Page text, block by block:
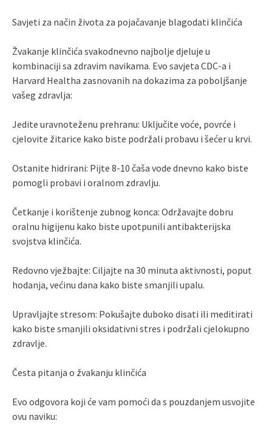
Savjeti za način života za pojačavanje blagodati klinčića
Žvakanje klinčića svakodnevno najbolje djeluje u
kombinaciji sa zdravim navikama. Evo savjeta CDC-a i
Harvard Healtha zasnovanih na dokazima za poboljšanje
vašeg zdravlja:
Jedite uravnoteženu prehranu: Uključite voće, povrće i
cjelovite žitarice kako biste podržali probavu i šećer u krvi.
Ostanite hidrirani: Pijte 8-10 čaša vode dnevno kako biste
pomogli probavi i oralnom zdravlju.
Četkanje i korištenje zubnog konca: Održavajte dobru
oralnu higijenu kako biste upotpunili antibakterijska
svojstva klinčića.
Redovno vježbajte: Ciljajte na 30 minuta aktivnosti, poput
hodanja, većinu dana kako biste smanjili upalu.
Upravljajte stresom: Pokušajte duboko disati ili meditirati
kako biste smanjili oksidativni stres i podržali cjelokupno
zdravlje.
Česta pitanja o žvakanju klinčića
Evo odgovora koji će vam pomoći da s pouzdanjem usvojite
ovu naviku: